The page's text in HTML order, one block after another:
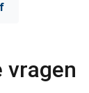
vragen